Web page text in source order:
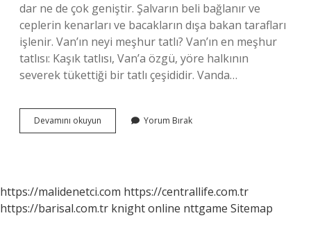
dar ne de çok geniştir. Şalvarın beli bağlanır ve
ceplerin kenarları ve bacakların dışa bakan tarafları
işlenir. Van’ın neyi meşhur tatlı? Van’ın en meşhur
tatlısı: Kaşık tatlısı, Van’a özgü, yöre halkının
severek tükettiği bir tatlı çeşididir. Vanda…
Devamını okuyun
Neyi
Yorum Bırak
https://malidenetci.com https://centrallife.com.tr
https://barisal.com.tr knight online nttgame Sitemap